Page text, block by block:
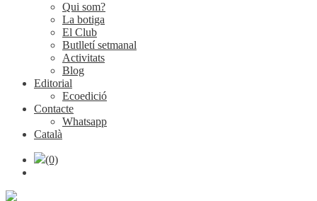
Qui som?
La botiga
El Club
Butlletí setmanal
Activitats
Blog
Editorial
Ecoedició
Contacte
Whatsapp
Català
(0)